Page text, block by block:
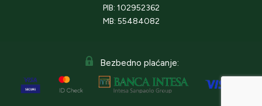
PIB: 102952362
MB: 55484082
Bezbedno plaćanje: